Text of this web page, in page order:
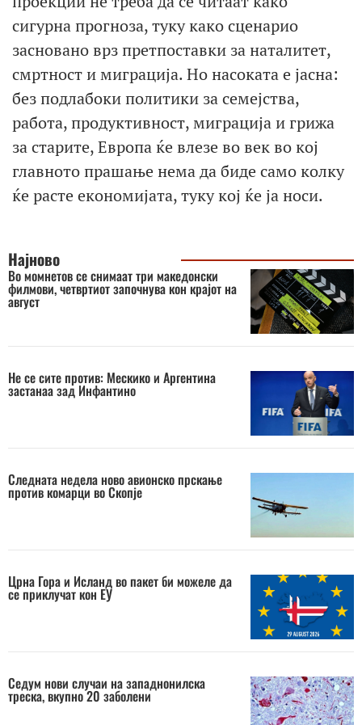
сигурна прогноза, туку како сценарио
засновано врз претпоставки за наталитет,
смртност и миграција. Но насоката е јасна:
без подлабоки политики за семејства,
работа, продуктивност, миграција и грижа
за старите, Европа ќе влезе во век во кој
главното прашање нема да биде само колку
ќе расте економијата, туку кој ќе ја носи.
Најново
Во момнетов се снимаат три македонски
филмови, четвртиот започнува кон крајот на
август
Не се сите против: Мескико и Аргентина
застанаа зад Инфантино
Следната недела ново авионско прскање
против комарци во Скопје
Црна Гора и Исланд во пакет би можеле да
се приклучат кон ЕУ
Седум нови случаи на западнонилска
треска, вкупно 20 заболени